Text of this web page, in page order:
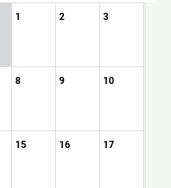
1 2 3
8 9 10
15 16 17